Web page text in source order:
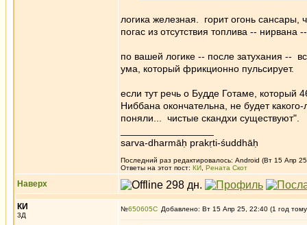
логика железная. горит огонь сансары,
погас из отсутствия топлива -- нирвана
по вашей логике -- после затухания --
ума, который фрикционно пульсирует.
если тут речь о Будде Готаме, который
Ниббана окончательна, не будет
поняли... чистые скандхи существуют".
sarva-dharmāḥ prakṛti-śuddhāḥ
Последний раз редактировалось: Android (Вт 15 Апр
Ответы на этот пост: КИ Рената Скот
Наверх
КИ
3Д
№650605 Добавлено: Вт 15 Апр 25, 22:40 (1 год